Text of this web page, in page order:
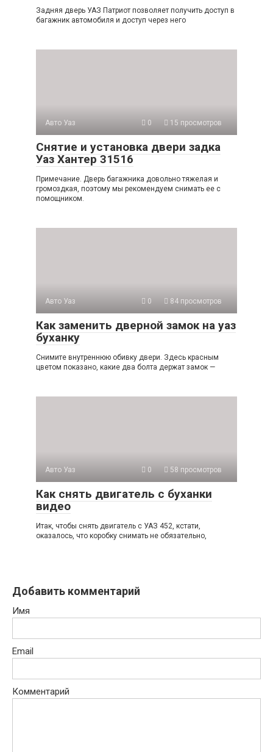
Задняя дверь УАЗ Патриот позволяет получить доступ в
багажник автомобиля и доступ через него
Авто Уаз 0 15 просмотров
Снятие и установка двери задка
Уаз Хантер 31516
Примечание. Дверь багажника довольно тяжелая и
громоздкая, поэтому мы рекомендуем снимать ее с
помощником.
Авто Уаз 0 84 просмотров
Как заменить дверной замок на уаз
буханку
Снимите внутреннюю обивку двери. Здесь красным
цветом показано, какие два болта держат замок —
Авто Уаз 0 58 просмотров
Как снять двигатель с буханки
видео
Итак, чтобы снять двигатель с УАЗ 452, кстати,
оказалось, что коробку снимать не обязательно,
Добавить комментарий
Имя
Email
Комментарий